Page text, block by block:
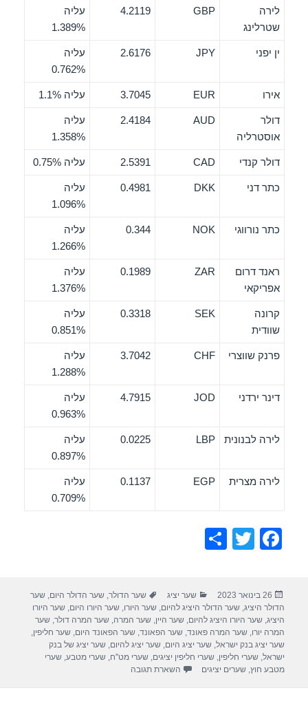
לירה
שטרלינג
GBP
4.2119
עליה
1.389%
ין יפני JPY
2.6176
עליה
0.762%
אירו EUR
3.7045 עליה 1.1%
דולר
אוסטרליה
AUD
2.4184
עליה
1.358%
דולר קנדי CAD
2.5391 עליה 0.75%
כתר דני DKK
0.4981
עליה
1.096%
כתר נורווגי NOK
0.344
עליה
1.266%
ראנד דרום
אפריקאי
ZAR
0.1989
עליה
1.376%
קרונה
שוודית
SEK
0.3318
עליה
0.851%
פרנק שווצרי CHF
3.7042
עליה
1.288%
דינר ירדני JOD
4.7915
עליה
0.963%
לירה לבנונית LBP
0.0225
עליה
0.897%
לירה מצרית EGP
0.1137
עליה
0.709%
F
e
b
o
o
T
er
e
פורסם
בתאריך
26 בינואר 2023 קטגוריות
שער יציג תגיות
שער הדולר,שער הדולר היום,שער
הדולר היציג,שער הדולר היציג להיום,שער היורו,שער היורו היום,שער היורו
היציג,שער היורו היציג להיום,שער היין,שער המרה,שער המרה דולר,שער
המרה יורו,שער המרה פאונד,שער הפאונד,שער הפאונד היום,שער חליפין,
שער יציג בנק ישראל,שער יציג היום,שער יציג להיום,שער יציג של בנק
ישראל,שערי חליפין,שערי חליפין יציגים,שערי מט"ח,שערי מטבע,שערי
מטבע חוץ,שערים יציגים השארת תגובה